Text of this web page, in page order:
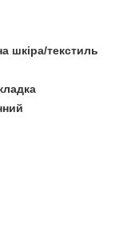
шкіра/текстиль